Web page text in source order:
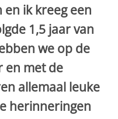
en ik kreeg een
1,5 jaar van
we op de
en met de
allemaal leuke
herinneringen